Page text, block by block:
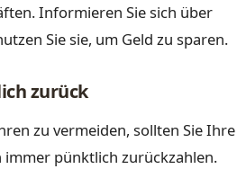
Informieren Sie sich über
Sie sie, um Geld zu sparen.
zurück
zu vermeiden, sollten Sie Ihre
pünktlich zurückzahlen.